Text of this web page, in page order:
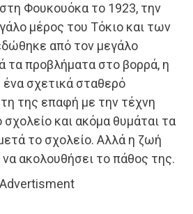
Φουκουόκα το 1923, την
μέρος του Τόκιο και των
από τον μεγάλο
τα προβλήματα στο βορρά, η
σχετικά σταθερό
της επαφή με την τέχνη
και ακόμα θυμάται τα
το σχολείο. Αλλά η ζωή
ακολουθήσει το πάθος της.
Advertisment